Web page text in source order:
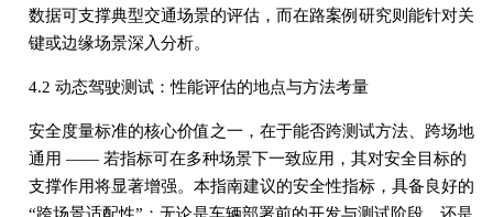
数据可支撑典型交通场景的评估，而在路案例研究则能针对关
键或边缘场景深入分析。
4.2 动态驾驶测试：性能评估的地点与方法考量
安全度量标准的核心价值之一，在于能否跨测试方法、跨场地
通用 —— 若指标可在多种场景下一致应用，其对安全目标的
支撑作用将显著增强。本指南建议的安全性指标，具备良好的